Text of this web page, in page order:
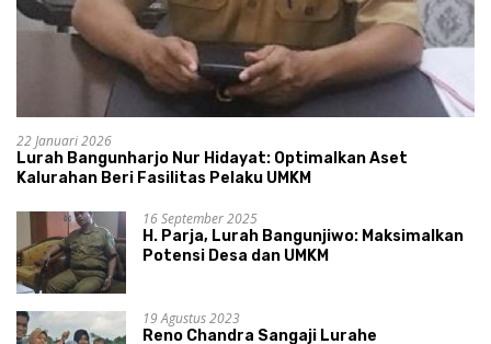
22 Januari 2026
Lurah Bangunharjo Nur Hidayat: Optimalkan Aset
Kalurahan Beri Fasilitas Pelaku UMKM
16 September 2025
H. Parja, Lurah Bangunjiwo: Maksimalkan
Potensi Desa dan UMKM
19 Agustus 2023
Reno Chandra Sangaji Lurahe